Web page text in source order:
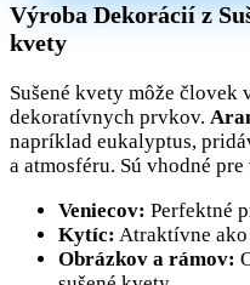
Výroba Dekorácií z
kvety
Sušené kvety môže
dekoratívnych prvkov.
napríklad eukalyptus,
a atmosféru. Sú vhodné
Veniecov: Perfektné
Kytíc: Atraktívne ako
Obrázkov a rámov: